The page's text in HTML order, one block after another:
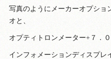
写真のようにメーカーオプショ
オと、
オプティトロンメーター+７．
インフォメーションディスプレ